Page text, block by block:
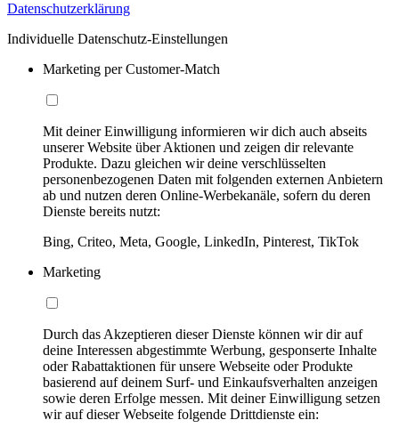
Datenschutzerklärung
Individuelle Datenschutz-Einstellungen
Marketing per Customer-Match
Mit deiner Einwilligung informieren wir dich auch abseits
unserer Website über Aktionen und zeigen dir relevante
Produkte. Dazu gleichen wir deine verschlüsselten
personenbezogenen Daten mit folgenden externen Anbietern
ab und nutzen deren Online-Werbekanäle, sofern du deren
Dienste bereits nutzt:
Bing, Criteo, Meta, Google, LinkedIn, Pinterest, TikTok
Marketing
Durch das Akzeptieren dieser Dienste können wir dir auf
deine Interessen abgestimmte Werbung, gesponserte Inhalte
oder Rabattaktionen für unsere Webseite oder Produkte
basierend auf deinem Surf- und Einkaufsverhalten anzeigen
sowie deren Erfolge messen. Mit deiner Einwilligung setzen
wir auf dieser Webseite folgende Drittdienste ein: